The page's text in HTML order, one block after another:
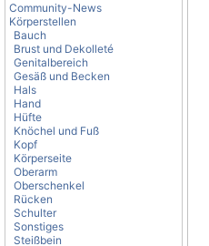
Community-News
Körperstellen
Bauch
Brust und Dekolleté
Genitalbereich
Gesäß und Becken
Hals
Hand
Hüfte
Knöchel und Fuß
Kopf
Körperseite
Oberarm
Oberschenkel
Rücken
Schulter
Sonstiges
Steißbein